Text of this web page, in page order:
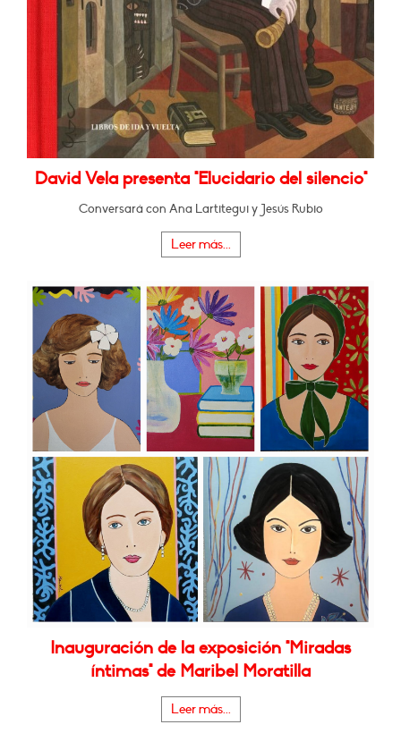
David Vela presenta "Elucidario del silencio"
Conversará con Ana Lartitegui y Jesús Rubio
Leer más...
Inauguración de la exposición "Miradas
íntimas" de Maribel Moratilla
Leer más...